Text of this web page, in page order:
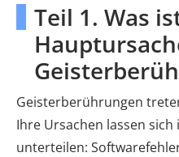
Teil 1. Was
Geisterberührungen
Ihre Ursachen lassen
unterteilen: